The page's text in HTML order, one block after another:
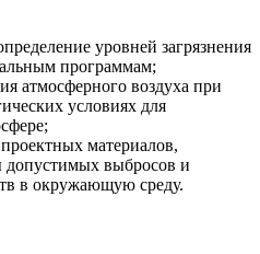
уровней загрязнения
программам;
атмосферного воздуха при
условиях для
материалов,
выбросов и
в окружающую среду.